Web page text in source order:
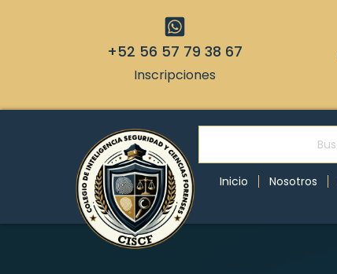
+52 56 57 79 38 67
Inscripciones
Inicio Nosotros